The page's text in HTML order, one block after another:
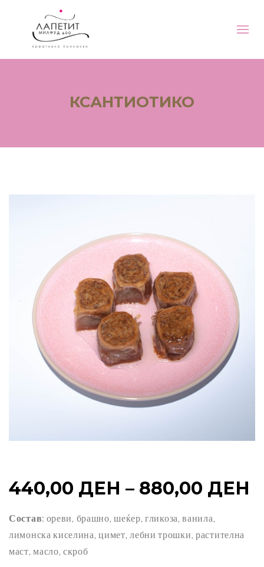
КСАНТИОТИКО
440,00 ДЕН – 880,00 ДЕН
Состав: ореви, брашно, шеќер, гликоза, ванила,
лимонска киселина, цимет, лебни трошки, растителна
маст, масло, скроб